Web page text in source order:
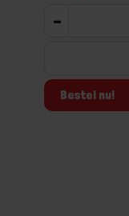
-
Bestel nu!